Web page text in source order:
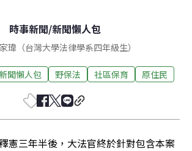
時事新聞/新聞懶人包
瑋（台灣大學法律學系四年級生）
聞懶人包 野保法 社區保育 原住民
憲三年半後，大法官終於針對包含本案